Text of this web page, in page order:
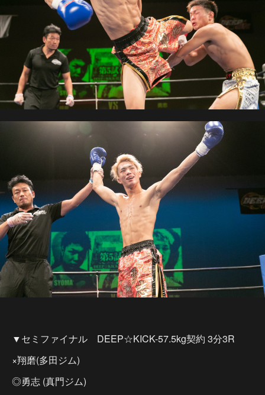
▼セミファイナル DEEP☆KICK-57.5kg契約 3分3R
×翔磨(多田ジム)
◎勇志 (真門ジム)